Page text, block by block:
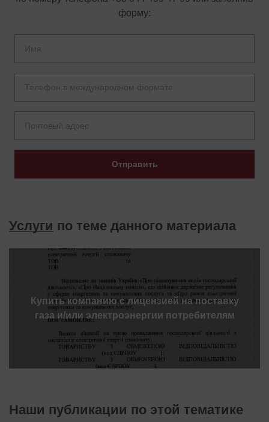
форму:
Отправить
Услуги по теме данного материала
Купить компанию с лицензией на поставку
газа и/или электроэнергии потребителям
Наши публикации по этой тематике